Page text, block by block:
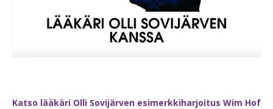
Katso lääkäri Olli Sovijärven esimerkkiharjoitus Wim Hof